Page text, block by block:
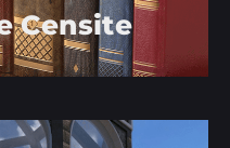
Censite